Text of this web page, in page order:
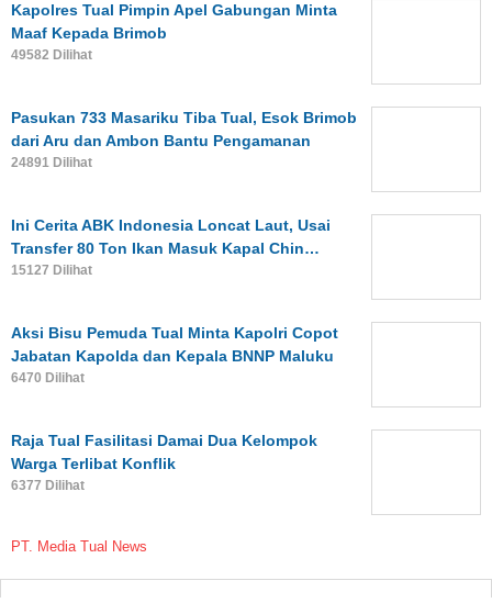
Kapolres Tual Pimpin Apel Gabungan Minta
Maaf Kepada Brimob
49582 Dilihat
Pasukan 733 Masariku Tiba Tual, Esok Brimob
dari Aru dan Ambon Bantu Pengamanan
24891 Dilihat
Ini Cerita ABK Indonesia Loncat Laut, Usai
Transfer 80 Ton Ikan Masuk Kapal Chin…
15127 Dilihat
Aksi Bisu Pemuda Tual Minta Kapolri Copot
Jabatan Kapolda dan Kepala BNNP Maluku
6470 Dilihat
Raja Tual Fasilitasi Damai Dua Kelompok
Warga Terlibat Konflik
6377 Dilihat
PT. Media Tual News